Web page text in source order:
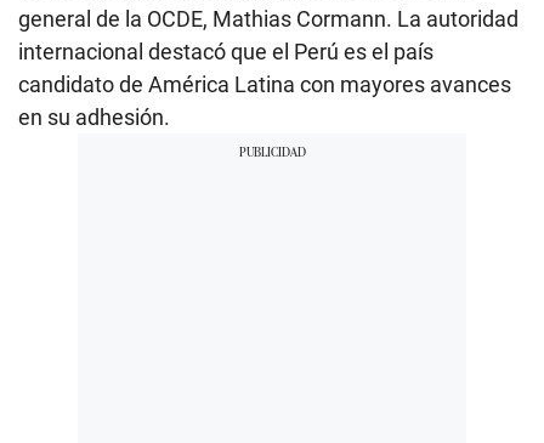
general de la OCDE, Mathias Cormann. La autoridad
internacional destacó que el Perú es el país
candidato de América Latina con mayores avances
en su adhesión.